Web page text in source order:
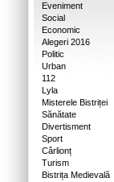
Eveniment
Social
Economic
Alegeri 2016
Politic
Urban
112
Lyla
Misterele Bistriței
Sănătate
Divertisment
Sport
Cârlionț
Turism
Bistrița Medievală